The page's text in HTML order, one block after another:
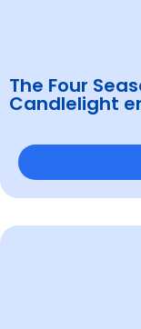
The Four
Candlelight